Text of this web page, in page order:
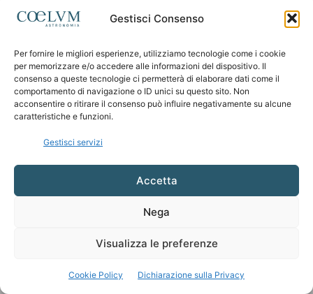
Gestisci Consenso
Per fornire le migliori esperienze, utilizziamo tecnologie come i cookie
per memorizzare e/o accedere alle informazioni del dispositivo. Il
consenso a queste tecnologie ci permetterà di elaborare dati come il
comportamento di navigazione o ID unici su questo sito. Non
acconsentire o ritirare il consenso può influire negativamente su alcune
caratteristiche e funzioni.
Gestisci servizi
Accetta
Nega
Visualizza le preferenze
Cookie Policy Dichiarazione sulla Privacy
Contattaci:coelumastro@coelum.com
SEGUICI